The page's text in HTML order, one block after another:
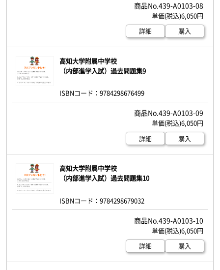
439-A0103-08
6,050円
詳細
購入
高知大学附属中学校
（内部進学入試）過去問題集9
ISBNコード：9784298676499
439-A0103-09
6,050円
詳細
購入
高知大学附属中学校
（内部進学入試）過去問題集10
ISBNコード：9784298679032
439-A0103-10
6,050円
詳細
購入